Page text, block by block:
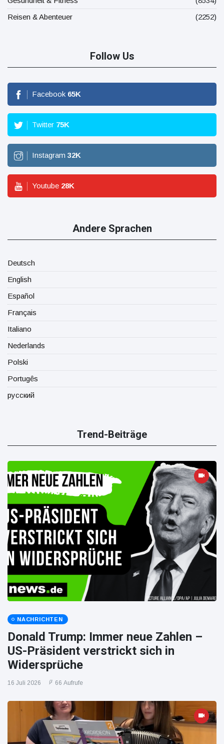
Reisen & Abenteuer
(2252)
Follow Us
Facebook 65K
Twitter 75K
Instagram 32K
Youtube 28K
Andere Sprachen
Deutsch
English
Español
Français
Italiano
Nederlands
Polski
Portugês
русский
Trend-Beiträge
NACHRICHTEN
Donald Trump: Immer neue Zahlen –
US-Präsident verstrickt sich in
Widersprüche
16 Juli 2026 66 Aufrufe